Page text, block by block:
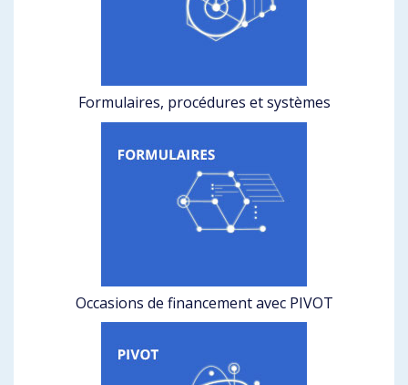
Formulaires, procédures et systèmes
Occasions de financement avec PIVOT